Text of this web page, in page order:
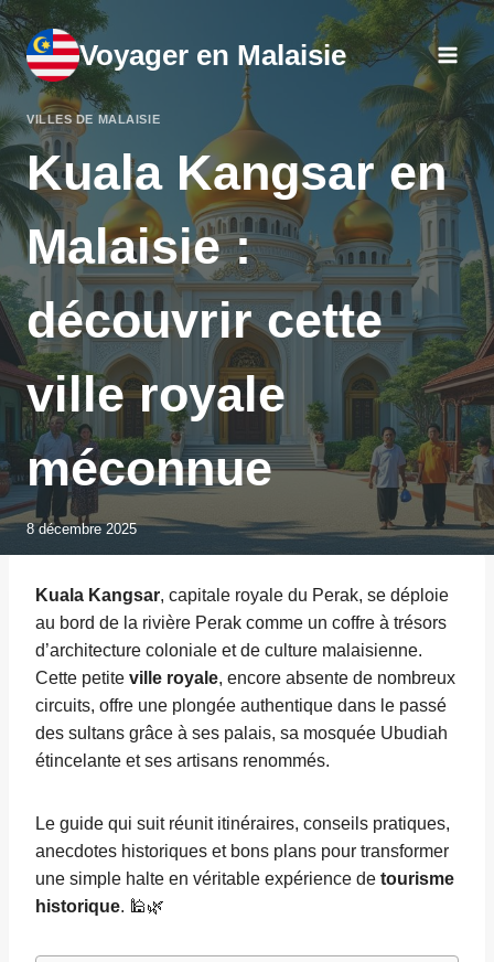
Aller
au
contenu
Voyager en Malaisie
VILLES DE MALAISIE
Kuala Kangsar en
Malaisie :
découvrir cette
ville royale
méconnue
8 décembre 2025
Kuala Kangsar, capitale royale du Perak, se déploie
au bord de la rivière Perak comme un coffre à trésors
d’architecture coloniale et de culture malaisienne.
Cette petite ville royale, encore absente de nombreux
circuits, offre une plongée authentique dans le passé
des sultans grâce à ses palais, sa mosquée Ubudiah
étincelante et ses artisans renommés.
Le guide qui suit réunit itinéraires, conseils pratiques,
anecdotes historiques et bons plans pour transformer
une simple halte en véritable expérience de tourisme
historique. 🕌🌿